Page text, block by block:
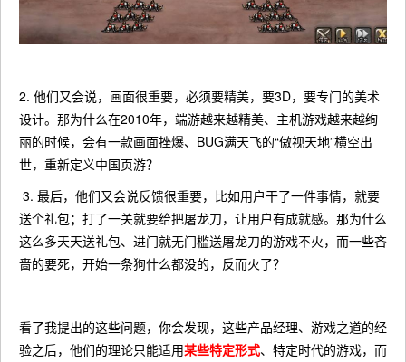
2. 他们又会说，画面很重要，必须要精美，要3D，要专门的美术
设计。那为什么在2010年，端游越来越精美、主机游戏越来越绚
丽的时候，会有一款画面挫爆、BUG满天飞的“傲视天地”横空出
世，重新定义中国页游？
3. 最后，他们又会说反馈很重要，比如用户干了一件事情，就要
送个礼包；打了一关就要给把屠龙刀，让用户有成就感。那为什么
这么多天天送礼包、进门就无门槛送屠龙刀的游戏不火，而一些吝
啬的要死，开始一条狗什么都没的，反而火了？
看了我提出的这些问题，你会发现，这些产品经理、游戏之道的经
验之后，他们的理论只能适用某些特定形式、特定时代的游戏，而